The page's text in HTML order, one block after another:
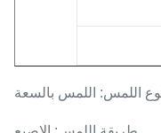
اللمس: اللمس بالسعة